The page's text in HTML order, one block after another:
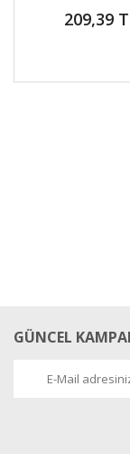
209,39
GÜNCEL